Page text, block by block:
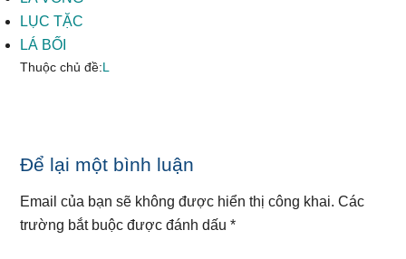
LỤC TẶC
LÁ BỐI
Thuộc chủ đề:L
Reader
Interactions
Để lại một bình luận
Email của bạn sẽ không được hiển thị công khai. Các
trường bắt buộc được đánh dấu*